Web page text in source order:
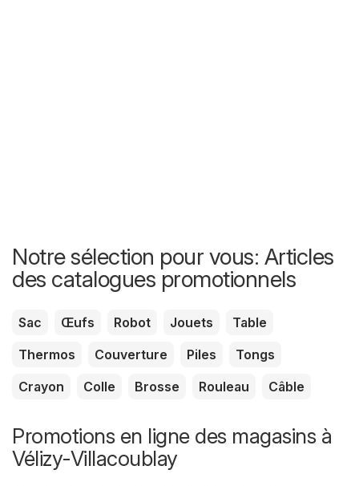
Notre sélection pour vous: Articles
des catalogues promotionnels
Sac Œufs Robot Jouets
Table
Thermos
Couverture Piles
Tongs
Crayon
Colle Brosse Rouleau Câble
Promotions en ligne des magasins à
Vélizy-Villacoublay